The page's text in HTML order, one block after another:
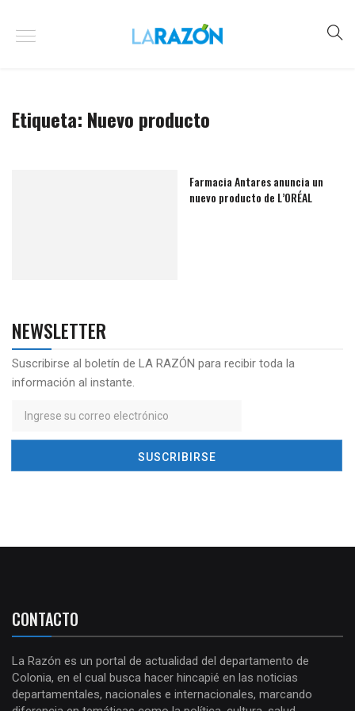
Etiqueta: Nuevo producto
Farmacia Antares anuncia un
nuevo producto de L’ORÉAL
NEWSLETTER
Suscribirse al boletín de LA RAZÓN para recibir toda la
información al instante.
CONTACTO
La Razón es un portal de actualidad del departamento de
Colonia, en el cual busca hacer hincapié en las noticias
departamentales, nacionales e internacionales, marcando